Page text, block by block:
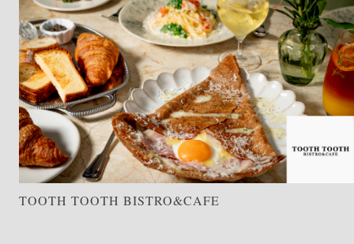
TOOTH TOOTH BISTRO&CAFE